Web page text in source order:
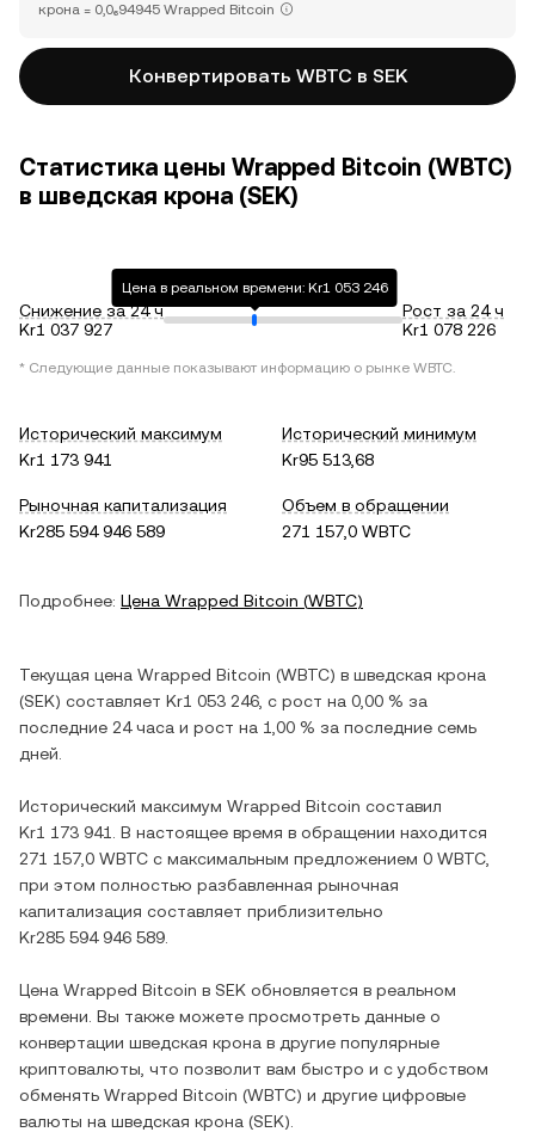
крона = 0,0₆94945 Wrapped Bitcoin
Конвертировать WBTC в SEK
Статистика цены Wrapped Bitcoin (WBTC)
в шведская крона (SEK)
Снижение за 24 ч
Kr1 037 927
Цена в реальном времени: Kr1 053 246
Рост за 24 ч
Kr1 078 226
* Следующие данные показывают информацию о рынке WBTC.
Исторический максимум
Kr1 173 941
Исторический минимум
Kr95 513,68
Рыночная капитализация
Kr285 594 946 589
Объем в обращении
271 157,0 WBTC
Подробнее: Цена Wrapped Bitcoin (WBTC)
Текущая цена Wrapped Bitcoin (WBTC) в шведская крона
(SEK) составляет Kr1 053 246 , c рост на 0,00 % за
последние 24 часа и рост на 1,00 % за последние семь
дней.
Исторический максимум Wrapped Bitcoin составил
Kr1 173 941
. В настоящее время в обращении находится
271 157,0 WBTC с максимальным предложением 0 WBTC
при этом полностью разбавленная рыночная
капитализация составляет приблизительно
Kr285 594 946 589
Цена Wrapped Bitcoin в SEK обновляется в реальном
времени. Вы также можете просмотреть данные о
конвертации шведская крона в другие популярные
криптовалюты, что позволит вам быстро и с удобством
обменять Wrapped Bitcoin (WBTC) и другие цифровые
валюты на шведская крона (SEK).